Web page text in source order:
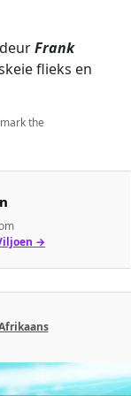
deurFrank
flieks en
the
→